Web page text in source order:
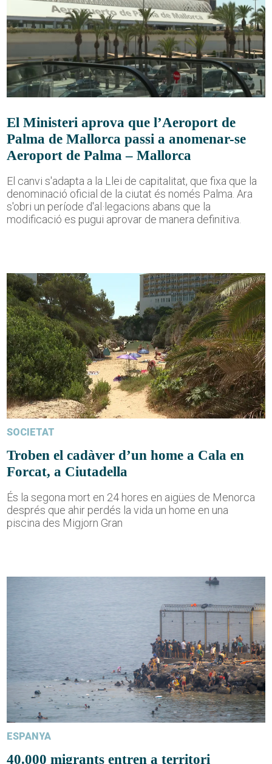
El Ministeri aprova que l’Aeroport de
Palma de Mallorca passi a anomenar-se
Aeroport de Palma – Mallorca
El canvi s'adapta a la Llei de capitalitat, que fixa que la
denominació oficial de la ciutat és només Palma. Ara
s'obri un període d'al·legacions abans que la
modificació es pugui aprovar de manera definitiva.
SOCIETAT
Troben el cadàver d’un home a Cala en
Forcat, a Ciutadella
És la segona mort en 24 hores en aigües de Menorca
després que ahir perdés la vida un home en una
piscina des Migjorn Gran
ESPANYA
40.000 migrants entren a territori